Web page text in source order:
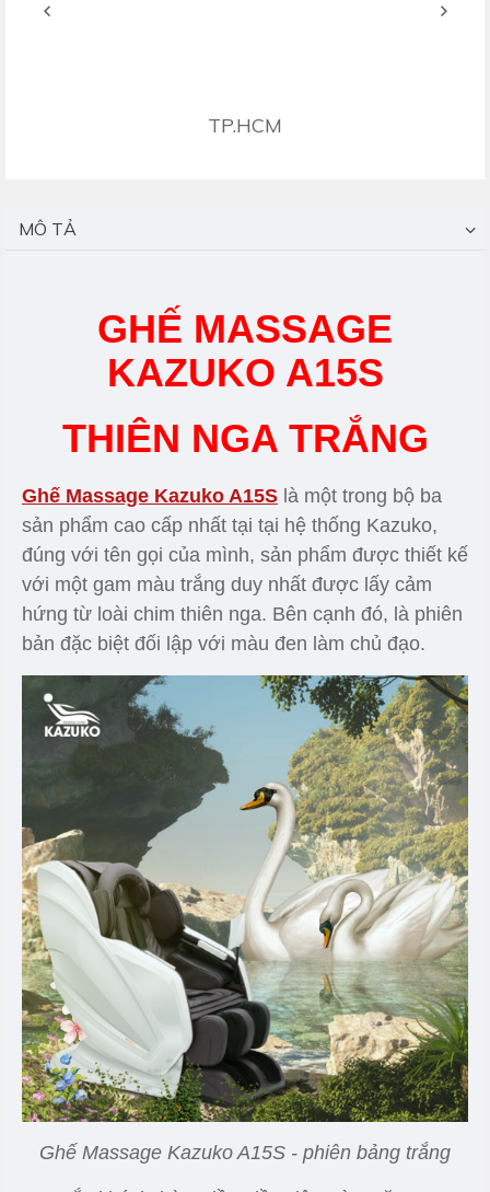
MÔ TẢ
GHẾ MASSAGE
KAZUKO A15S
THIÊN NGA TRẮNG
Ghế Massage Kazuko A15S là một trong bộ ba
sản phẩm cao cấp nhất tại tại hệ thống Kazuko,
đúng với tên gọi của mình, sản phẩm được thiết kế
với một gam màu trắng duy nhất được lấy cảm
hứng từ loài chim thiên nga. Bên cạnh đó, là phiên
bản đặc biệt đối lập với màu đen làm chủ đạo.
Ghế Massage Kazuko A15S - phiên bảng trắng
TP.HCM